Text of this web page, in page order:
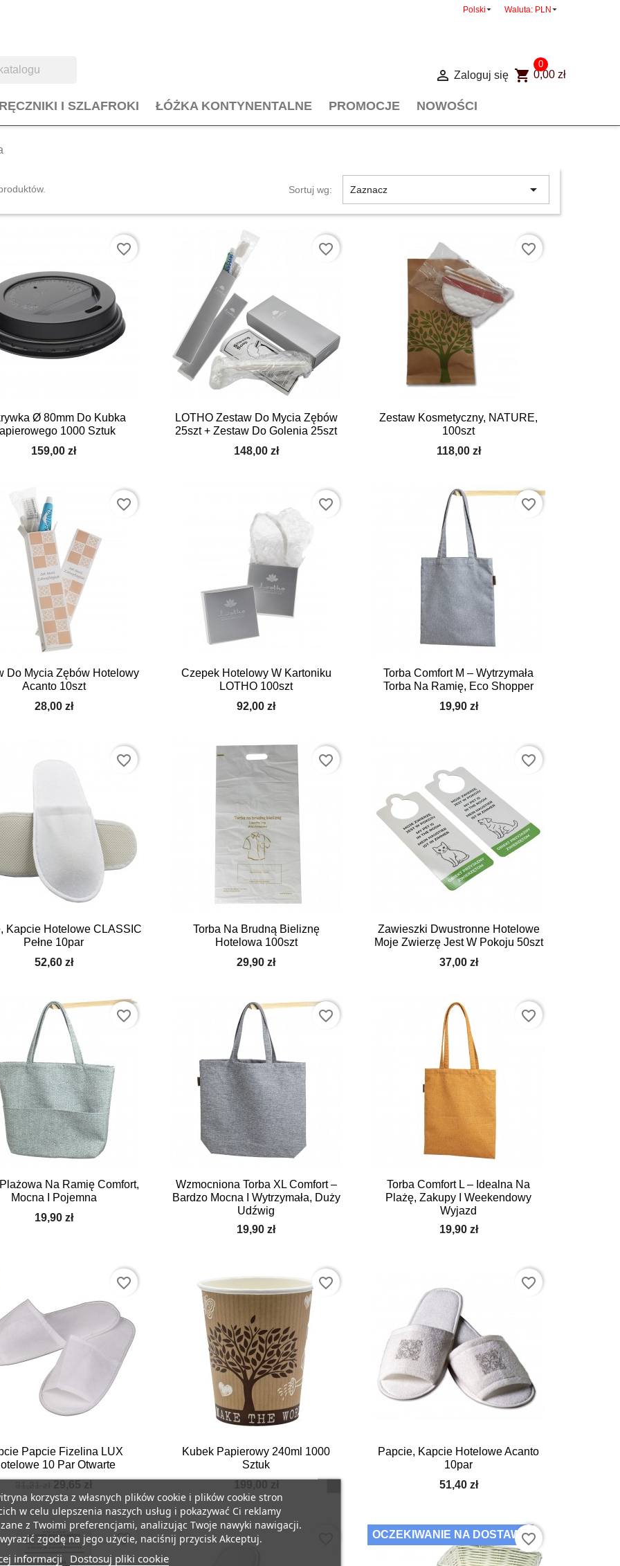
Polski Waluta: PLN
shopping_cart
0
0,00 zł
 Zaloguj się
korzysta z własnych plików cookie i plików cookie stron
w celu ulepszenia naszych usług i pokazywać Ci reklamy
z Twoimi preferencjami, analizując Twoje nawyki nawigacji.
zgodę na jego użycie, naciśnij przycisk Akceptuj.
informacji Dostosuj pliki cookie
RĘCZNIKI I SZLAFROKI ŁÓŻKA KONTYNENTALNE PROMOCJE NOWOŚCI
Sortuj wg: Zaznacz 
Ø 80mm Do Kubka
1000 Sztuk
159,00 zł
Szybki podgląd
favorite_border
LOTHO Zestaw Do Mycia Zębów
25szt + Zestaw Do Golenia 25szt
148,00 zł
Szybki podgląd
favorite_border
Zestaw Kosmetyczny, NATURE,
100szt
118,00 zł
Szybki podgląd
favorite_border
Do Mycia Zębów Hotelowy
Acanto 10szt
28,00 zł
Szybki podgląd
favorite_border
Czepek Hotelowy W Kartoniku
LOTHO 100szt
92,00 zł
 Szybki podgląd
favorite_border
Torba Comfort M – Wytrzymała
Torba Na Ramię, Eco Shopper
19,90 zł
Szybki podgląd
favorite_border
Kapcie Hotelowe CLASSIC
Pełne 10par
52,60 zł
Szybki podgląd
favorite_border
Torba Na Brudną Bieliznę
Hotelowa 100szt
29,90 zł
 Szybki podgląd
favorite_border
Zawieszki Dwustronne Hotelowe
Moje Zwierzę Jest W Pokoju 50szt
37,00 zł
Szybki podgląd
favorite_border
Na Ramię Comfort,
Mocna I Pojemna
19,90 zł
Szybki podgląd
favorite_border
Wzmocniona Torba XL Comfort –
Bardzo Mocna I Wytrzymała, Duży
Udźwig
19,90 zł
Szybki podgląd
favorite_border
Torba Comfort L – Idealna Na
Plażę, Zakupy I Weekendowy
Wyjazd
19,90 zł
Szybki podgląd
favorite_border
Papcie Fizelina LUX
10 Par Otwarte
 Szybki podgląd
favorite_border
Kubek Papierowy 240ml 1000
Sztuk
Szybki podgląd
favorite_border
Papcie, Kapcie Hotelowe Acanto
10par
51,40 zł
Szybki podgląd
favorite_border
favorite_border OCZEKIWANIE NA DOSTAWĘfavorite_border